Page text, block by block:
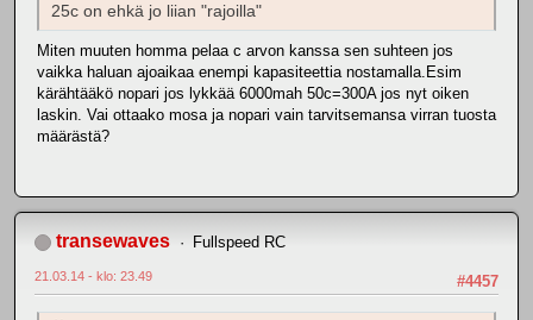
25c on ehkä jo liian "rajoilla"
Miten muuten homma pelaa c arvon kanssa sen suhteen jos
vaikka haluan ajoaikaa enempi kapasiteettia nostamalla.Esim
kärähtääkö nopari jos lykkää 6000mah 50c=300A jos nyt oiken
laskin. Vai ottaako mosa ja nopari vain tarvitsemansa virran tuosta
määrästä?
transewaves Fullspeed RC
#4457
21.03.14 - klo: 23.49